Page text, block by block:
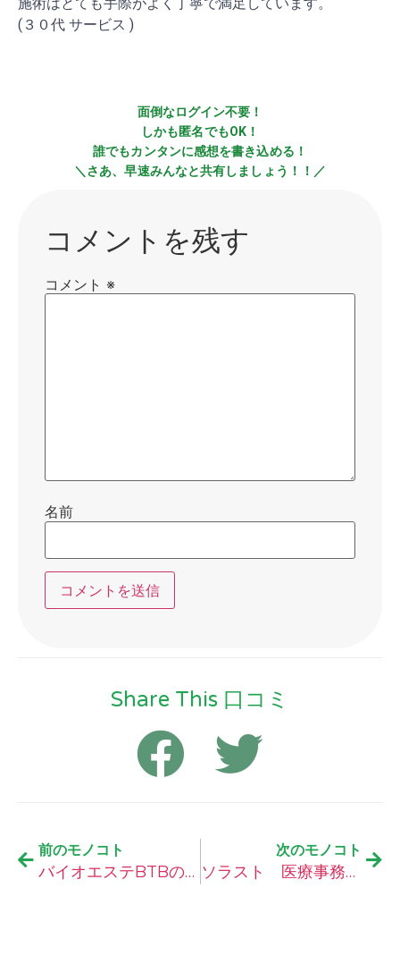
(３０代 サービス )
面倒なログイン不要！
しかも匿名でもOK！
誰でもカンタンに感想を書き込める！
＼さあ、早速みんなと共有しましょう！！／
コメントを残す
コメント ※
名前
Share This 口コミ
前のモノコト
バイオエステBTBの口コミ
次のモノコト
ソラスト 医療事務講座通信コースの口コミ